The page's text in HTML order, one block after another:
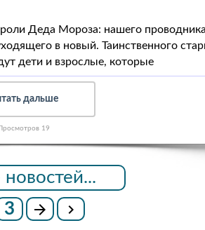
Деда Мороза: нашего
в новый. Таинственного
дети и взрослые, которые
дальше
Просмотров 19
3